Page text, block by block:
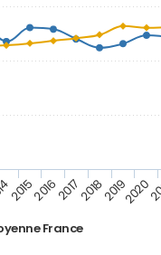
France
201520162017201820192020